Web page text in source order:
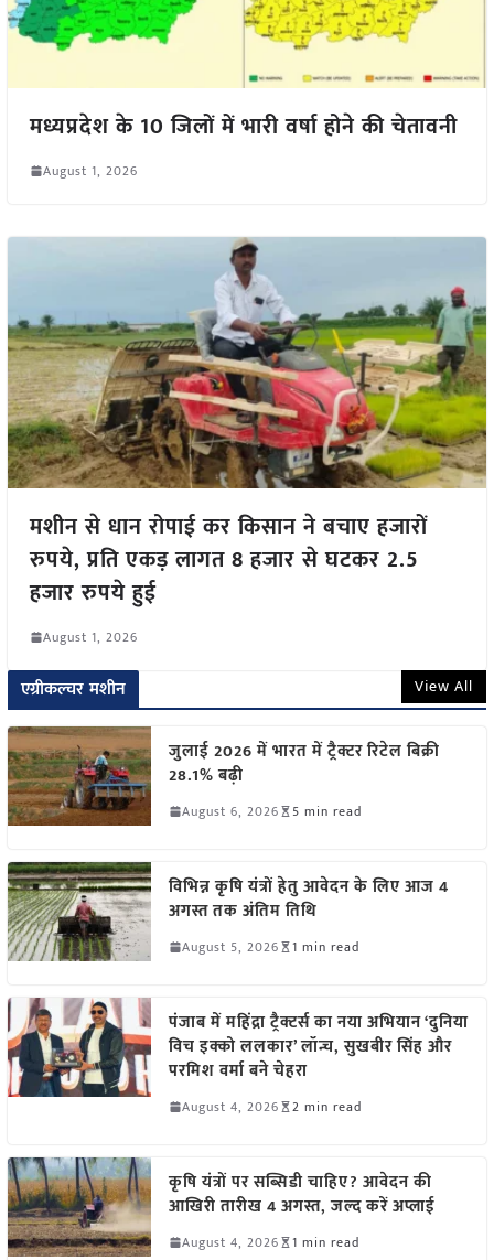
मध्यप्रदेश के 10 जिलों में भारी वर्षा होने की चेतावनी
August 1, 2026
मशीन से धान रोपाई कर किसान ने बचाए हजारों
रुपये, प्रति एकड़ लागत 8 हजार से घटकर 2.5
हजार रुपये हुई
August 1, 2026
एग्रीकल्चर मशीन View All
जुलाई 2026 में भारत में ट्रैक्टर रिटेल बिक्री
28.1% बढ़ी
August 6, 2026 5 min read
विभिन्न कृषि यंत्रों हेतु आवेदन के लिए आज 4
अगस्त तक अंतिम तिथि
August 5, 2026 1 min read
पंजाब में महिंद्रा ट्रैक्टर्स का नया अभियान ‘दुनिया
विच इक्को ललकार’ लॉन्च, सुखबीर सिंह और
परमिश वर्मा बने चेहरा
August 4, 2026 2 min read
कृषि यंत्रों पर सब्सिडी चाहिए? आवेदन की
आखिरी तारीख 4 अगस्त, जल्द करें अप्लाई
August 4, 2026 1 min read